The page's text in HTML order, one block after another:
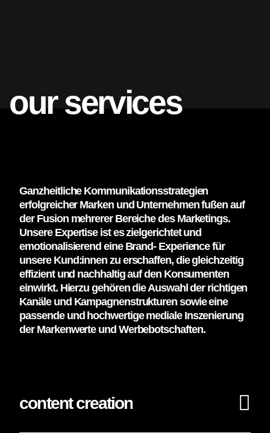
our services
Ganzheitliche Kommunikationsstrategien
erfolgreicher Marken und Unternehmen fußen auf
der Fusion mehrerer Bereiche des Marketings.
Unsere Expertise ist es zielgerichtet und
emotionalisierend eine Brand- Experience für
unsere Kund:innen zu erschaffen, die gleichzeitig
effizient und nachhaltig auf den Konsumenten
einwirkt. Hierzu gehören die Auswahl der richtigen
Kanäle und Kampagnenstrukturen sowie eine
passende und hochwertige mediale Inszenierung
der Markenwerte und Werbebotschaften.
content creation